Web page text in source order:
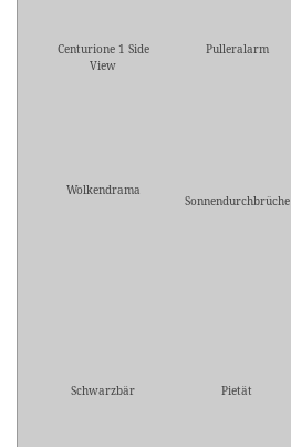
Centurione 1 Side
View
Pulleralarm
Wolkendrama
Sonnendurchbrüche
Schwarzbär Pietät